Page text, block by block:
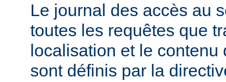
Le journal des accès au
toutes les requêtes que
localisation et le
sont définis par la